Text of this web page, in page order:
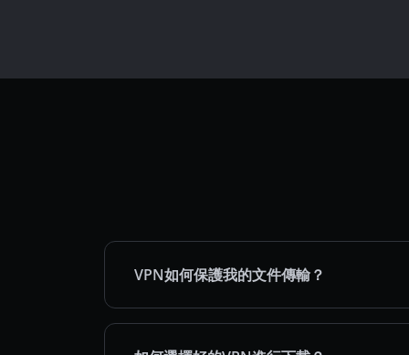
VPN如何保護我的文件傳輸？